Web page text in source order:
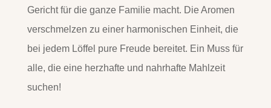
Gericht für die ganze Familie macht. Die Aromen
verschmelzen zu einer harmonischen Einheit, die
bei jedem Löffel pure Freude bereitet. Ein Muss für
alle, die eine herzhafte und nahrhafte Mahlzeit
suchen!